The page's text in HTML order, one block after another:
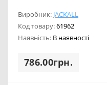
Виробник: JACKALL
Код товару:61962
Наявність: В наявності
786.00грн.